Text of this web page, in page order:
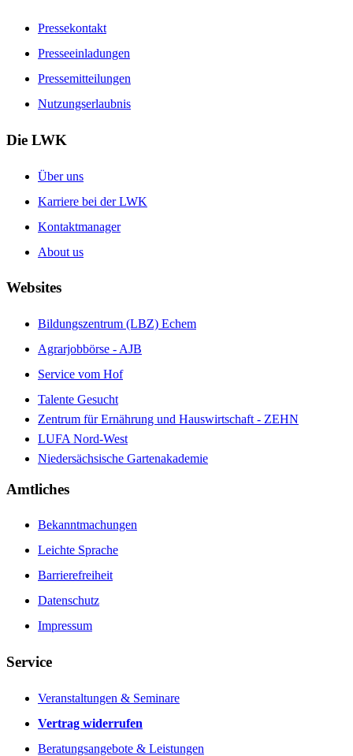
Pressekontakt
Presseeinladungen
Pressemitteilungen
Nutzungserlaubnis
Die LWK
Über uns
Karriere bei der LWK
Kontaktmanager
About us
Websites
Bildungszentrum (LBZ) Echem
Agrarjobbörse - AJB
Service vom Hof
Talente Gesucht
Zentrum für Ernährung und Hauswirtschaft - ZEHN
LUFA Nord-West
Niedersächsische Gartenakademie
Amtliches
Bekanntmachungen
Leichte Sprache
Barrierefreiheit
Datenschutz
Impressum
Service
Veranstaltungen & Seminare
Vertrag widerrufen
Beratungsangebote & Leistungen